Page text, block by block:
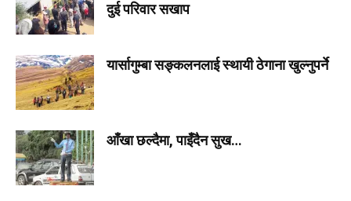
दुई परिवार सखाप
यार्सागुम्बा सङ्कलनलाई स्थायी ठेगाना खुल्नुपर्ने
आँखा छल्दैमा, पाइँदैन सुख…